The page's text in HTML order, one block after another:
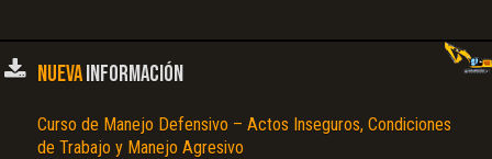
NUEVAINFORMACIÓN
Curso de Manejo Defensivo – Actos Inseguros, Condiciones
de Trabajo y Manejo Agresivo